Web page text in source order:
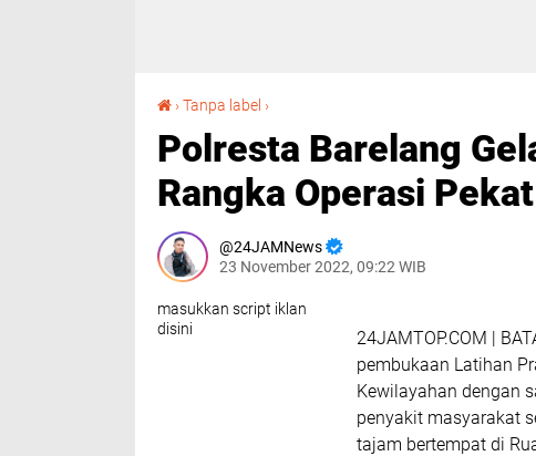
›Tanpa label ›
Polresta Barelang
Rangka Operasi
24JAMNews
23 November 2022, 09:22 WIB
masukkan script iklan
disini
24JAMTOP.COM |
pembukaan Latihan
Kewilayahan dengan
penyakit masyarakat
tajam bertempat di